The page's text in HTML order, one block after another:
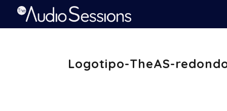
Logotipo-TheAS-